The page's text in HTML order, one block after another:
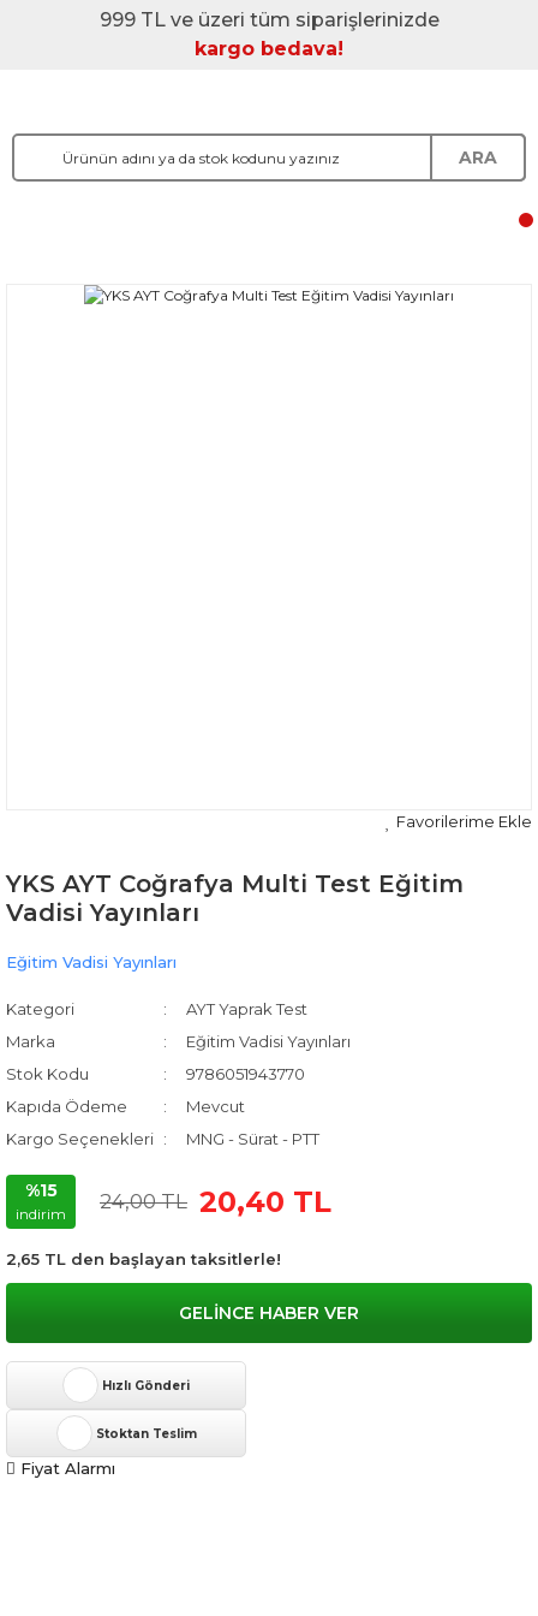
999 TL ve üzeri tüm siparişlerinizde
kargo bedava!
ARA
YKS AYT Coğrafya Multi Test Eğitim
Vadisi Yayınları
Eğitim Vadisi Yayınları
Kategori
AYT Yaprak Test
Marka
Eğitim Vadisi Yayınları
Stok Kodu
9786051943770
Kapıda Ödeme
Mevcut
Kargo Seçenekleri
MNG - Sürat - PTT
%15
indirim
24,00 TL 20,40 TL
2,65 TL den başlayan taksitlerle!
GELİNCE HABER VER
Hızlı Gönderi
Stoktan Teslim
Fiyat Alarmı